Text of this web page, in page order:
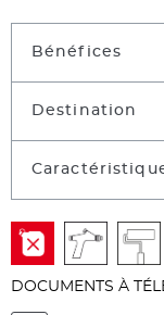
Bénéfices
Destination
DOCUMENTS À